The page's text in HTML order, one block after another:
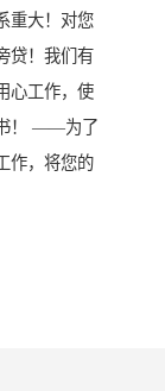
重大！对您
贷！我们有
心工作，使
！ ——为了
作，将您的